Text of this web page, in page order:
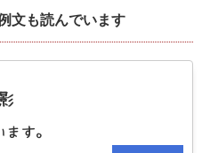
文も読んでいます
す。